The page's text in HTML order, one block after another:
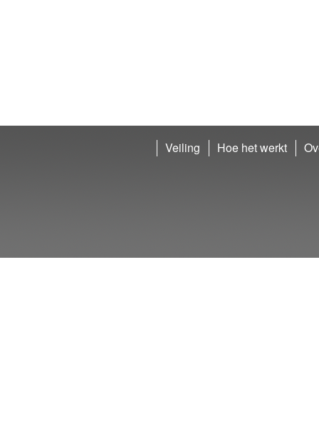
Veiling Hoe het werkt